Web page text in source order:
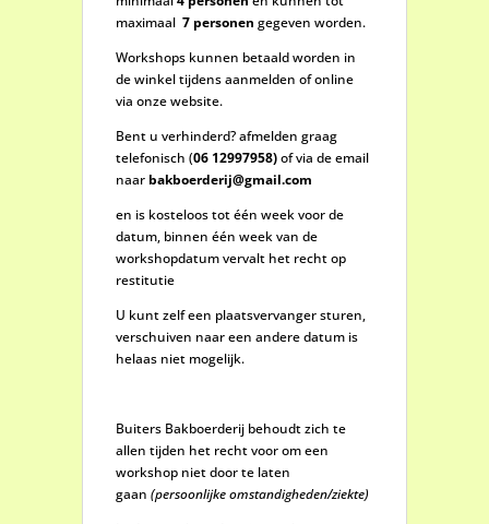
maximaal 7 personen gegeven worden.
Workshops kunnen betaald worden in
de winkel tijdens aanmelden of online
via onze website.
Bent u verhinderd? afmelden graag
telefonisch (06 12997958)of via de email
naar bakboerderij@gmail.com
en is kosteloos tot één week voor de
datum, binnen één week van de
workshopdatum vervalt het recht op
restitutie
U kunt zelf een plaatsvervanger sturen,
verschuiven naar een andere datum is
helaas niet mogelijk.
Buiters Bakboerderij behoudt zich te
allen tijden het recht voor om een
workshop niet door te laten
gaan(persoonlijke omstandigheden/ziekte)